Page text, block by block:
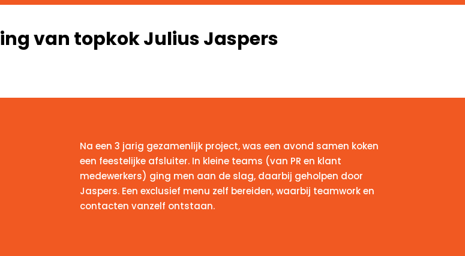
van topkok Julius Jaspers
Na een 3 jarig gezamenlijk project, was een avond samen koken
een feestelijke afsluiter. In kleine teams (van PR en klant
medewerkers) ging men aan de slag, daarbij geholpen door
Jaspers. Een exclusief menu zelf bereiden, waarbij teamwork en
contacten vanzelf ontstaan.